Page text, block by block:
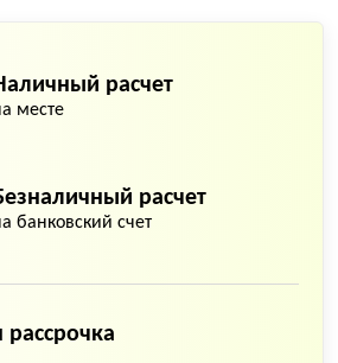
расчет
месте
расчет
банковский счет
рассрочка